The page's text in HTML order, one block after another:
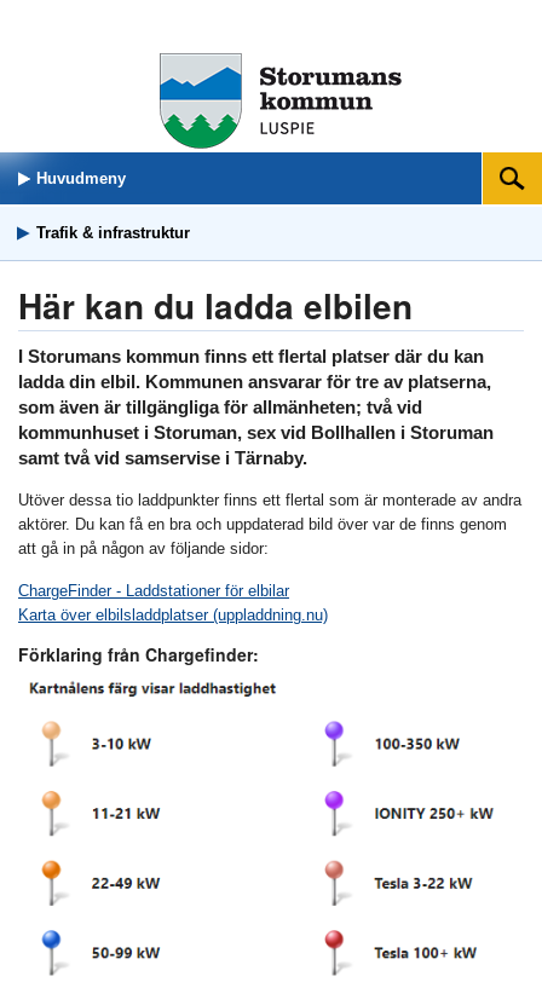
Huvudmeny Sök
Trafik & infrastruktur
Här kan du ladda elbilen
I Storumans kommun finns ett flertal platser där du kan
ladda din elbil. Kommunen ansvarar för tre av platserna,
som även är tillgängliga för allmänheten; två vid
kommunhuset i Storuman, sex vid Bollhallen i Storuman
samt två vid samservise i Tärnaby.
Utöver dessa tio laddpunkter finns ett flertal som är monterade av andra
aktörer. Du kan få en bra och uppdaterad bild över var de finns genom
att gå in på någon av följande sidor:
ChargeFinder - Laddstationer för elbilar
Karta över elbilsladdplatser (uppladdning.nu)
Förklaring från Chargefinder: